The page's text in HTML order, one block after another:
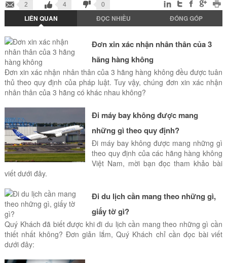
2
4 0
LIÊN QUAN ĐỌC NHIỀU ĐÓNG GÓP
Đơn xin xác nhận nhân thân của 3
hãng hàng không
Đơn xin xác nhận nhân thân của 3 hãng hàng không đều được tuân
thủ theo quy định của pháp luật. Tuy vậy, chúng đơn xin xác nhận
nhân thân của 3 hãng có khác nhau không?
Đi máy bay không được mang
những gì theo quy định?
Đi máy bay không được mang những gì
theo quy định của các hãng hàng không
Việt Nam, mời bạn đọc tham khảo bài
viết dưới đây.
Đi du lịch cần mang theo những gì,
giấy tờ gì?
Quý Khách đã biết được khi đi du lịch cần mang theo những gì cần
thiết nhất không? Đơn giản lắm, Quý Khách chỉ cần đọc bài viết
dưới đây: